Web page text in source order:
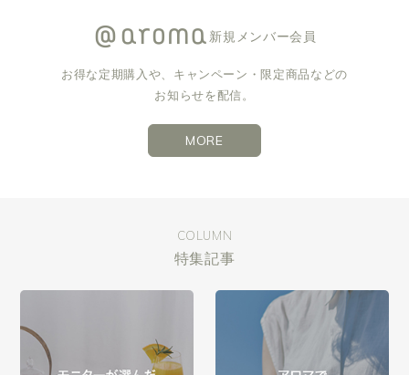
新規メンバー会員
お得な定期購入や、キャンペーン・限定商品などの
お知らせを配信。
MORE
COLUMN
特集記事